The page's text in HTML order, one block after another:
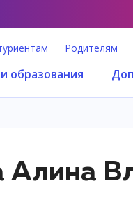
Родителям
образования
Алина